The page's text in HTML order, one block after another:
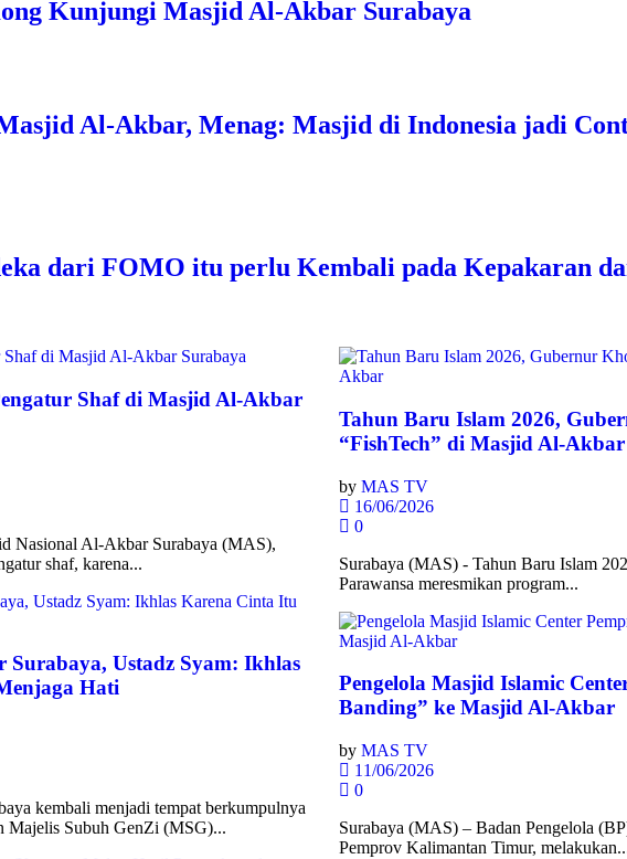
Kunjungi Masjid Al-Akbar Surabaya
Al-Akbar, Menag: Masjid di Indonesia jadi
dari FOMO itu perlu Kembali pada Kepakaran
Shaf di Masjid Al-Akbar
Nasional Al-Akbar Surabaya (MAS),
shaf, karena...
Ustadz Syam: Ikhlas
Hati
kembali menjadi tempat berkumpulnya
Majelis Subuh GenZi (MSG)...
Tahun Baru Islam 2026,
“FishTech” di Masjid Al-Akbar
by MAS TV
16/06/2026
0
Surabaya (MAS) - Tahun Baru Islam
Parawansa meresmikan program...
Pengelola Masjid Islamic
Banding” ke Masjid Al-Akbar
by MAS TV
11/06/2026
0
Surabaya (MAS) – Badan Pengelola
Pemprov Kalimantan Timur,